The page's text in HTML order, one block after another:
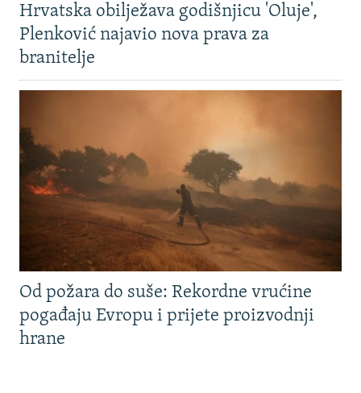
Hrvatska obilježava godišnjicu 'Oluje',
Plenković najavio nova prava za
branitelje
Od požara do suše: Rekordne vrućine
pogađaju Evropu i prijete proizvodnji
hrane